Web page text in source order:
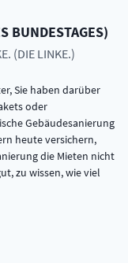
BUNDESTAGES)
(DIE LINKE.)
Sie haben darüber
oder
Gebäudesanierung
heute versichern,
die Mieten nicht
zu wissen, wie viel